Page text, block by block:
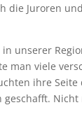
die Juroren
unserer
man viele
ihre Seite